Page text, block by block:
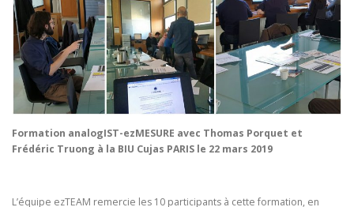
Formation analogIST-ezMESURE avec Thomas Porquet et
Frédéric Truong à la BIU Cujas PARIS le 22 mars 2019
L’équipe ezTEAM remercie les 10 participants à cette formation, en